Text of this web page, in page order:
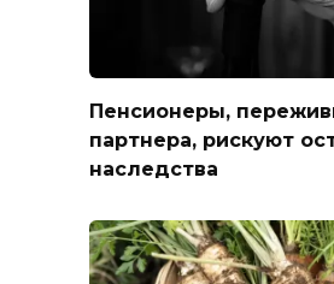
Пенсионеры,
партнера, рискуют
наследства